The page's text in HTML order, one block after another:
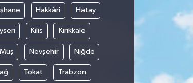
Hakkâri Hatay
Kilis Kırıkkale
Muş Nevşehir Niğde
Tokat Trabzon